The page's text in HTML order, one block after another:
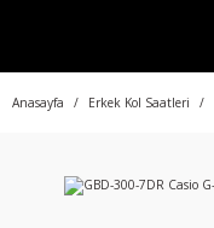
Anasayfa Erkek Kol Saatleri